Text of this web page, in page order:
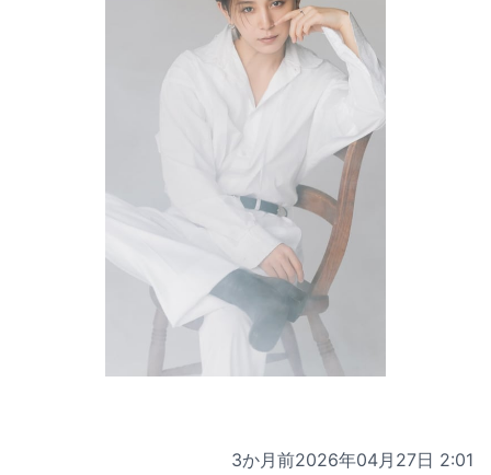
3か月前2026年04月27日 2:01